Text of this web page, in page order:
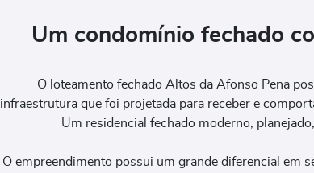
Um condomínio fechado
O loteamento fechado Altos da Afonso Pena
infraestrutura que foi projetada para receber e
Um residencial fechado moderno,
O empreendimento possui um grande diferencial em